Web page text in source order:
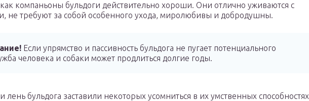
компаньоны бульдоги действительно хороши. Они отлично уживаются с
не требуют за собой особенного ухода, миролюбивы и добродушны.
Если упрямство и пассивность бульдога не пугает потенциального
человека и собаки может продлиться долгие годы.
лень бульдога заставили некоторых усомниться в их умственных способностях